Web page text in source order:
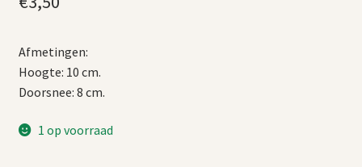
Afmetingen:
Hoogte: 10 cm.
Doorsnee: 8 cm.
1 op voorraad